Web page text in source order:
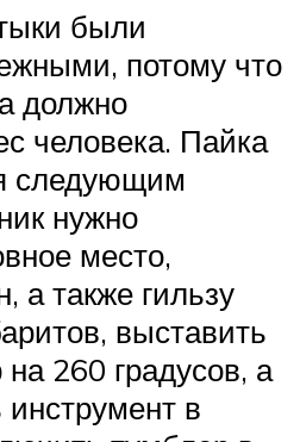
были
потому что
должно
человека. Пайка
следующим
нужно
место,
а также гильзу
выставить
260 градусов, а
в